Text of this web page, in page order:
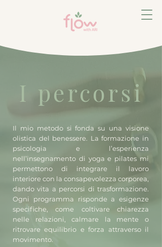
I percorsi
Il mio metodo si fonda su una visione
olistica del benessere. La formazione in
psicologia e l’esperienza
nell’insegnamento di yoga e pilates mi
permettono di integrare il lavoro
interiore con la consapevolezza corporea,
dando vita a percorsi di trasformazione.
Ogni programma risponde a esigenze
specifiche, come coltivare chiarezza
nelle relazioni, calmare la mente o
ritrovare equilibrio e forza attraverso il
movimento.​